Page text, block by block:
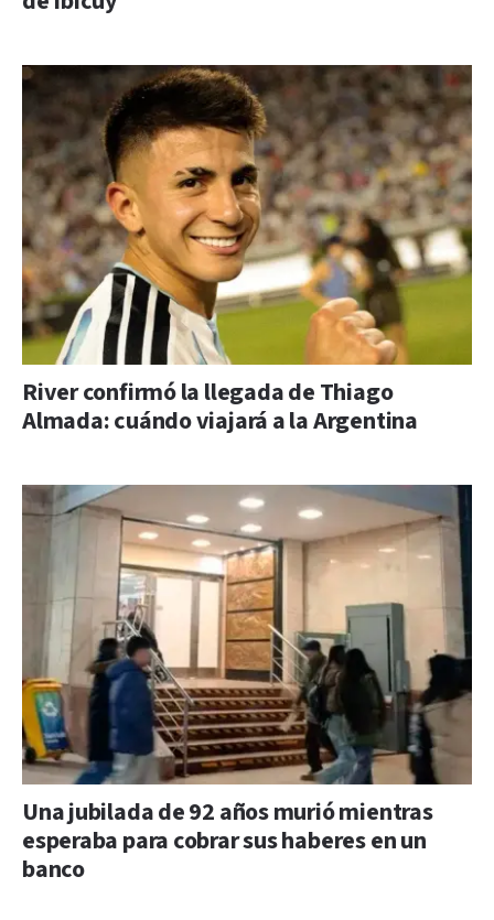
River confirmó la llegada de Thiago
Almada: cuándo viajará a la Argentina
Una jubilada de 92 años murió mientras
esperaba para cobrar sus haberes en un
banco